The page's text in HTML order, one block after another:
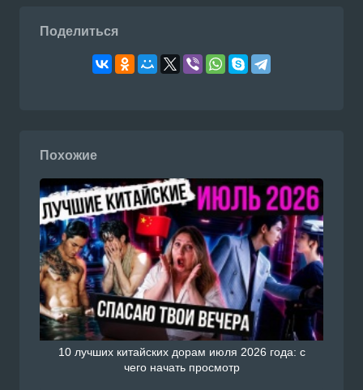
Поделиться
Похожие
10 лучших китайских дорам июля 2026 года: с
чего начать просмотр